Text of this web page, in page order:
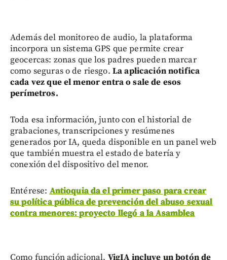
Además del monitoreo de audio, la plataforma
incorpora un sistema GPS que permite crear
geocercas: zonas que los padres pueden marcar
como seguras o de riesgo. La aplicación notifica
cada vez que el menor entra o sale de esos
perímetros.
Toda esa información, junto con el historial de
grabaciones, transcripciones y resúmenes
generados por IA, queda disponible en un panel web
que también muestra el estado de batería y
conexión del dispositivo del menor.
Entérese:Antioquia da el primer paso para crear
su política pública de prevención del abuso sexual
contra menores: proyecto llegó a la Asamblea
Como función adicional, VigIA incluye un botón de